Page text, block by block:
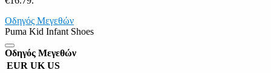
Οδηγός Μεγεθών
Puma Kid Infant Shoes
Οδηγός Μεγεθών
EUR UK US